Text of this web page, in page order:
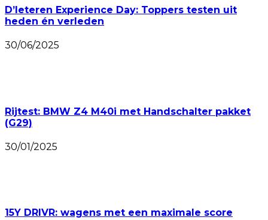
D’Ieteren Experience Day: Toppers testen uit
heden én verleden
30/06/2025
Rijtest: BMW Z4 M40i met Handschalter pakket
(G29)
30/01/2025
15Y DRIVR: wagens met een maximale score